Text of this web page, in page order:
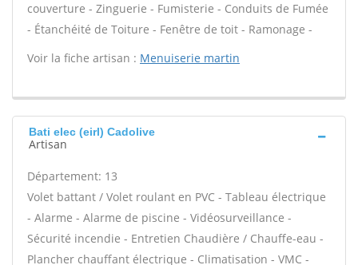
couverture - Zinguerie - Fumisterie - Conduits de Fumée
- Étanchéité de Toiture - Fenêtre de toit - Ramonage -
Voir la fiche artisan : Menuiserie martin
Bati elec (eirl) Cadolive
Artisan
Département: 13
Volet battant / Volet roulant en PVC - Tableau électrique
- Alarme - Alarme de piscine - Vidéosurveillance -
Sécurité incendie - Entretien Chaudière / Chauffe-eau -
Plancher chauffant électrique - Climatisation - VMC -